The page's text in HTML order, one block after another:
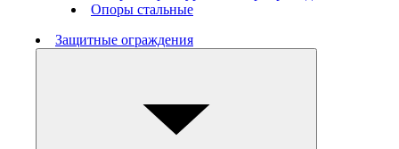
Опоры стальные
Защитные ограждения